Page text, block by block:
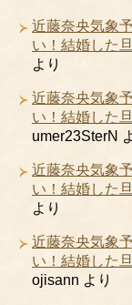
近藤奈央気象
い！結婚した
より
近藤奈央気象
い！結婚した
umer23SterN
近藤奈央気象
い！結婚した
より
近藤奈央気象
い！結婚した
ojisann より